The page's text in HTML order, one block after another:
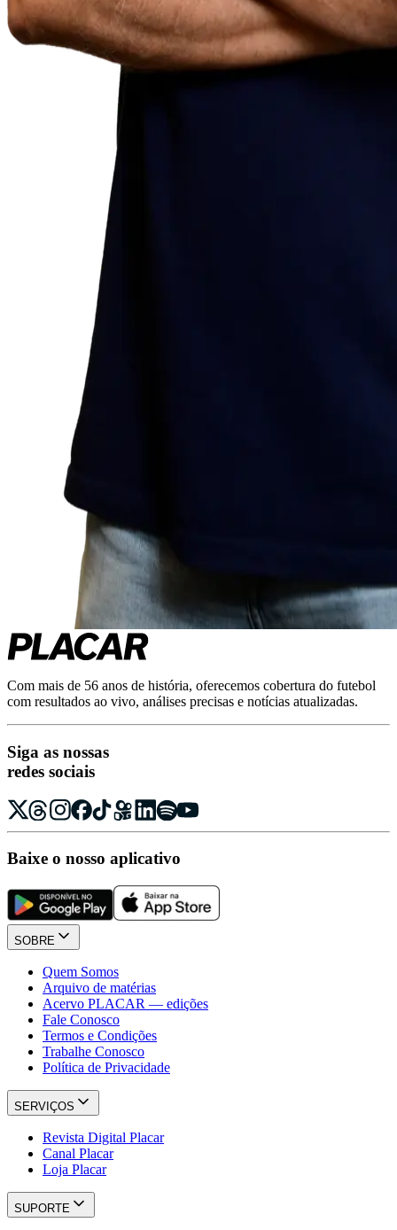
Com mais de 56 anos de história, oferecemos cobertura do futebol
com resultados ao vivo, análises precisas e notícias atualizadas.
Siga as nossas
redes sociais
Baixe o nosso aplicativo
SOBRE
Quem Somos
Arquivo de matérias
Acervo PLACAR — edições
Fale Conosco
Termos e Condições
Trabalhe Conosco
Política de Privacidade
SERVIÇOS
Revista Digital Placar
Canal Placar
Loja Placar
SUPORTE